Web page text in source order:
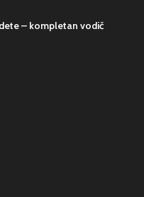
– kompletan vodič